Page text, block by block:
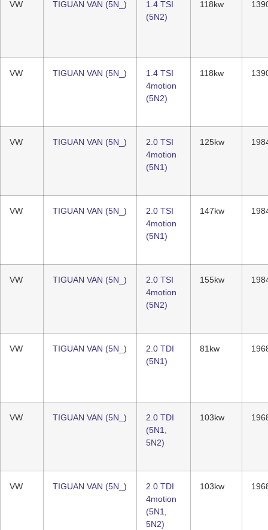
VW TIGUAN VAN (5N_)
1.4 TSI
(5N2)
118kw
VW TIGUAN VAN (5N_)
1.4 TSI
4motion
(5N2)
118kw
VW TIGUAN VAN (5N_)
2.0 TSI
4motion
(5N1)
125kw
VW TIGUAN VAN (5N_)
2.0 TSI
4motion
(5N1)
147kw
VW TIGUAN VAN (5N_)
2.0 TSI
4motion
(5N2)
155kw
VW TIGUAN VAN (5N_)
2.0 TDI
(5N1)
81kw
VW TIGUAN VAN (5N_)
2.0 TDI
(5N1,
5N2)
103kw
VW TIGUAN VAN (5N_)
2.0 TDI
4motion
(5N1,
5N2)
103kw